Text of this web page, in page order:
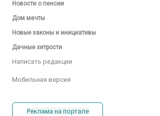
Новости о пенсии
Дом мечты
Новые законы и инициативы
Дачные хитрости
Написать редакции
Мобильная версия
Реклама на портале